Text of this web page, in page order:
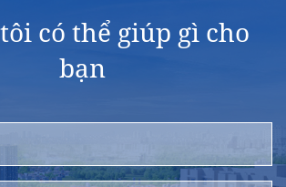
có thể giúp gì cho
bạn